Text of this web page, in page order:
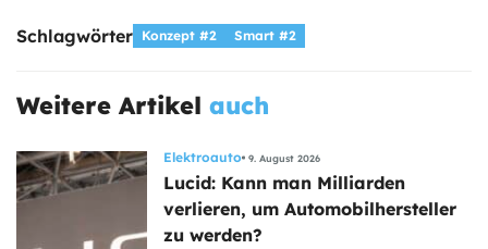
Schlagwörter Konzept #2 Smart #2
Weitere Artikel auch
Elektroauto 9. August 2026
Lucid: Kann man Milliarden
verlieren, um Automobilhersteller
zu werden?